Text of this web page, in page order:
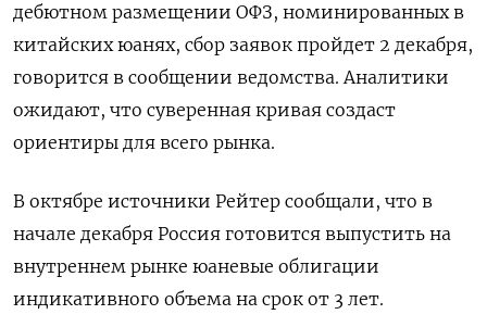
дебютном размещении ОФЗ, номинированных в
китайских юанях, сбор заявок пройдет 2 декабря,
говорится в сообщении ведомства. Аналитики
ожидают, что суверенная кривая создаст
ориентиры для всего рынка.
В октябре источники Рейтер сообщали, что в
начале декабря Россия готовится выпустить на
внутреннем рынке юаневые облигации
индикативного объема на срок от 3 лет.